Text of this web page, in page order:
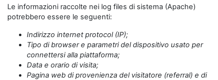
Le informazioni raccolte nei log files di sistema (Apache)
potrebbero essere le seguenti:
Indirizzo internet protocol (IP);
Tipo di browser e parametri del dispositivo usato per
connettersi alla piattaforma;
Data e orario di visita;
Pagina web di provenienza del visitatore (referral) e di